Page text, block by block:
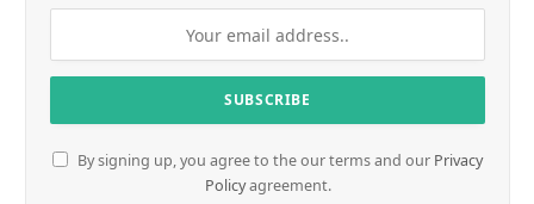
By signing up, you agree to the our terms and our Privacy
Policyagreement.